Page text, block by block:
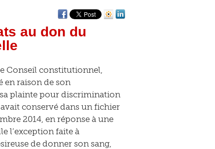
au don du
Conseil constitutionnel,
en raison de son
sa plainte pour discrimination
avait conservé dans un fichier
2014, en réponse à une
l’exception faite à
de donner son sang,